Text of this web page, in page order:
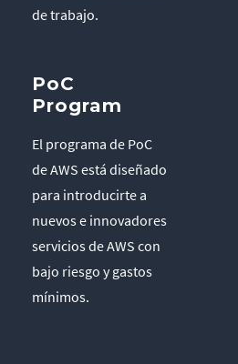
de trabajo.
PoC
Program
El programa de PoC
de AWS está diseñado
para introducirte a
nuevos e innovadores
servicios de AWS con
bajo riesgo y gastos
mínimos.